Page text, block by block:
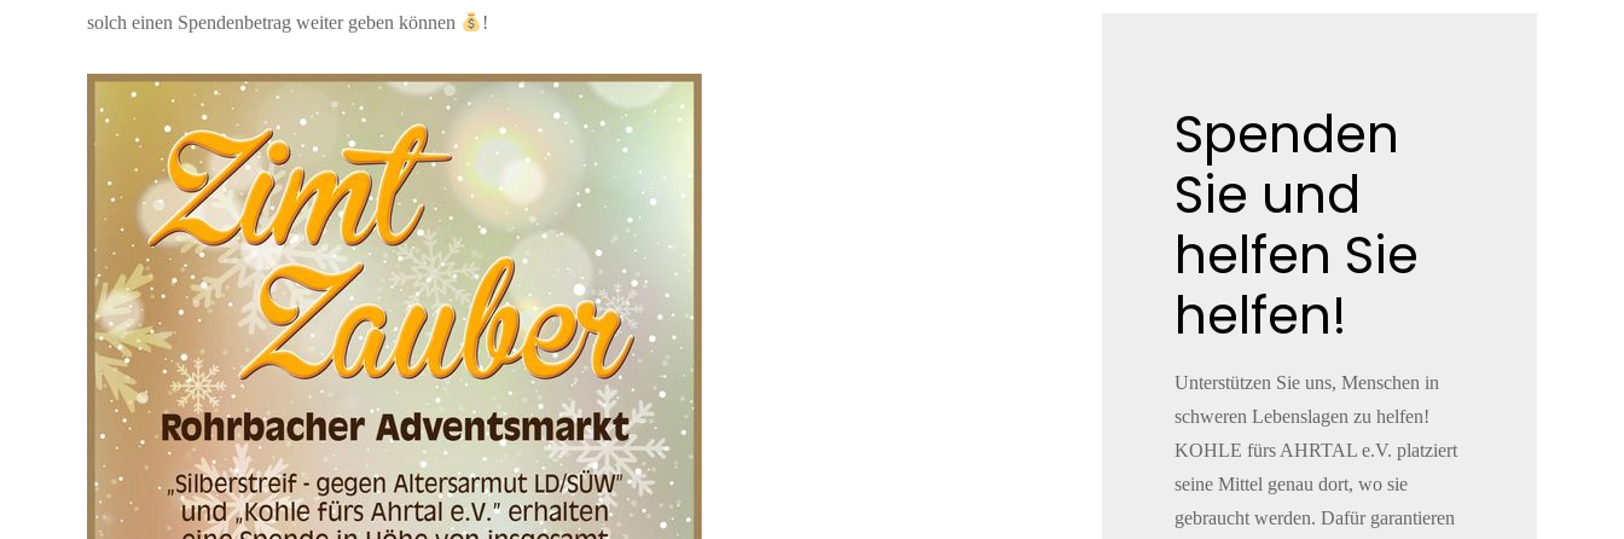
solch einen Spendenbetrag weiter geben können
!
Spenden
Sie und
helfen Sie
helfen!
Unterstützen Sie uns, Menschen in
schweren Lebenslagen zu helfen!
KOHLE fürs AHRTAL e.V. platziert
seine Mittel genau dort, wo sie
gebraucht werden. Dafür garantieren